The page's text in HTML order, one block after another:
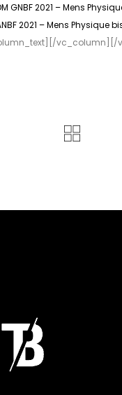
GNBF 2021 – Mens
2021 – Mens Physique
vc_column][/